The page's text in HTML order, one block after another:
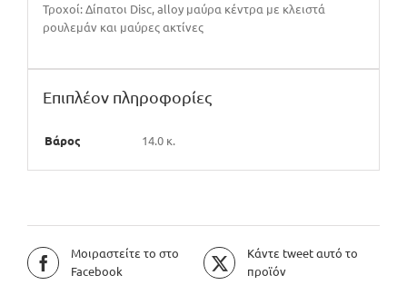
Τροχοί: Δίπατοι Disc, alloy μαύρα κέντρα με κλειστά
ρουλεμάν και μαύρες ακτίνες
Επιπλέον πληροφορίες
Βάρος 14.0 κ.
Μοιραστείτε το στο
Facebook
Κάντε tweet αυτό το
προϊόν